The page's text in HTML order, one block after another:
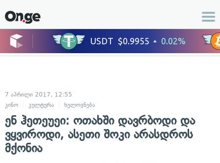
7 აპრილი 2017, 12:55
კინო
კულტურა ხელოვნება
ენ ჰეთეუეი: ოთახში დავრბოდი და
ვყვიროდი, ასეთი შოკი არასდროს
მქონია